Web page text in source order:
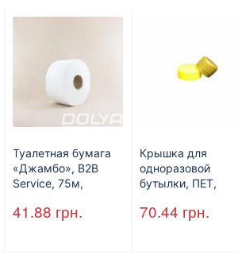
Туалетная бумага
«Джамбо», B2B
Service, 75м,
двухслойная
41.88 грн.
Крышка для
одноразовой
бутылки, ПЕТ,
70.44 грн.